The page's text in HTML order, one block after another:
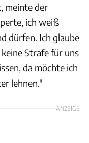
meinte der
ich weiß
dürfen. Ich glaube
keine Strafe für uns
da möchte ich
lehnen."
ANZEIGE